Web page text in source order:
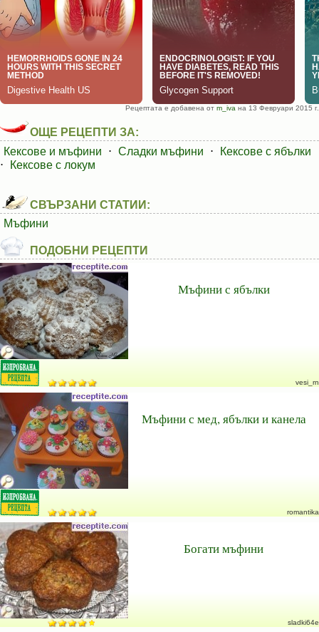
Рецептата е добавена от m_iva на 13 Февруари 2015 г.
ОЩЕ РЕЦЕПТИ ЗА:
Кексове и мъфини
⋅ Сладки мъфини ⋅
Кексове с ябълки
⋅
Кексове с локум
СВЪРЗАНИ СТАТИИ:
Мъфини
ПОДОБНИ РЕЦЕПТИ
Мъфини с ябълки
vesi_rn
Мъфини с мед, ябълки и канела
romantika
Богати мъфини
sladki64e